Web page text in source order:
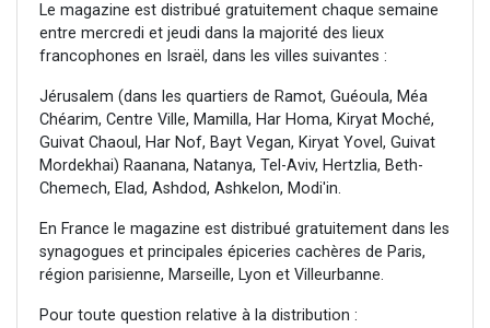
Le magazine est distribué gratuitement chaque semaine
entre mercredi et jeudi dans la majorité des lieux
francophones en Israël, dans les villes suivantes :
Jérusalem (dans les quartiers de Ramot, Guéoula, Méa
Chéarim, Centre Ville, Mamilla, Har Homa, Kiryat Moché,
Guivat Chaoul, Har Nof, Bayt Vegan, Kiryat Yovel, Guivat
Mordekhai) Raanana, Natanya, Tel-Aviv, Hertzlia, Beth-
Chemech, Elad, Ashdod, Ashkelon, Modi'in.
En France le magazine est distribué gratuitement dans les
synagogues et principales épiceries cachères de Paris,
région parisienne, Marseille, Lyon et Villeurbanne.
Pour toute question relative à la distribution :